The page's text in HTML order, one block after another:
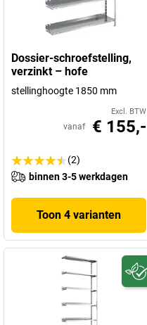
Dossier-schroefstelling,
verzinkt – hofe
stellinghoogte 1850 mm
Excl. BTW
vanaf € 155,-
(2)
binnen 3-5 werkdagen
Toon 4 varianten